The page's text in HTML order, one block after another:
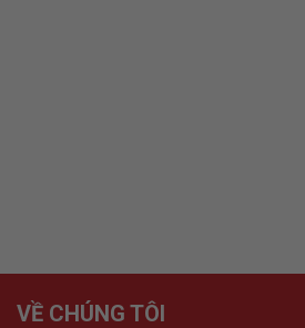
VỀ CHÚNG TÔI